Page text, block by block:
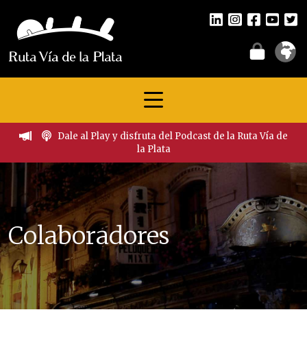
Dale al Play y disfruta del Podcast de la Ruta Vía de
la Plata
Colaboradores